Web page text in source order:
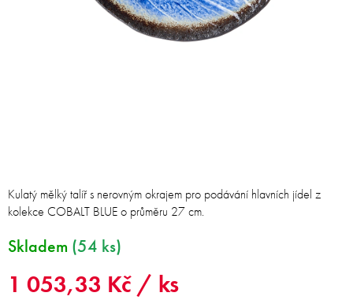
1 053,33 Kč / ks
Skladem (54 ks)
Kulatý mělký talíř s nerovným okrajem pro podávání hlavních jídel z
kolekce COBALT BLUE o průměru 27 cm.